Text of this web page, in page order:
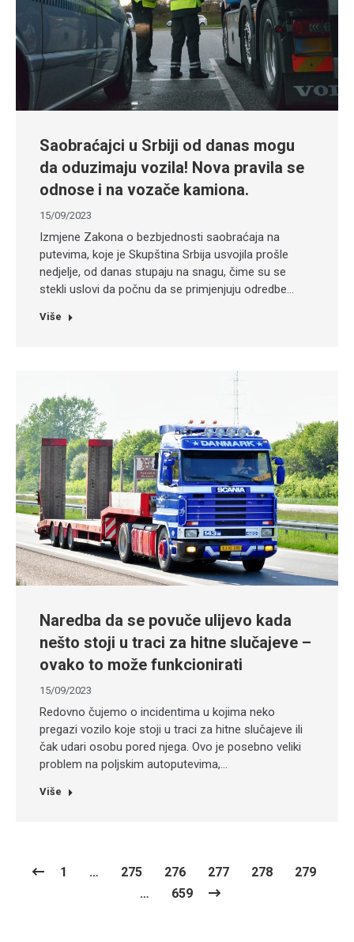
Saobraćajci u Srbiji od danas mogu
da oduzimaju vozila! Nova pravila se
odnose i na vozače kamiona.
15/09/2023
Izmjene Zakona o bezbjednosti saobraćaja na
putevima, koje je Skupština Srbija usvojila prošle
nedjelje, od danas stupaju na snagu, čime su se
stekli uslovi da počnu da se primjenjuju odredbe…
Više
Naredba da se povuče ulijevo kada
nešto stoji u traci za hitne slučajeve –
ovako to može funkcionirati
15/09/2023
Redovno čujemo o incidentima u kojima neko
pregazi vozilo koje stoji u traci za hitne slučajeve ili
čak udari osobu pored njega. Ovo je posebno veliki
problem na poljskim autoputevima,…
Više
1 … 275 276 277 278
279
…
659